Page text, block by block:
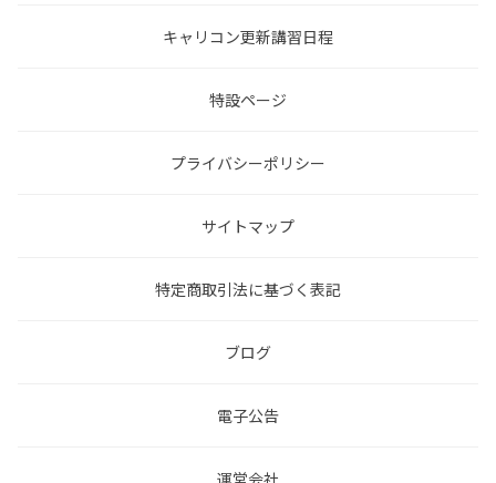
キャリコン更新講習日程
特設ページ
プライバシーポリシー
サイトマップ
特定商取引法に基づく表記
ブログ
電子公告